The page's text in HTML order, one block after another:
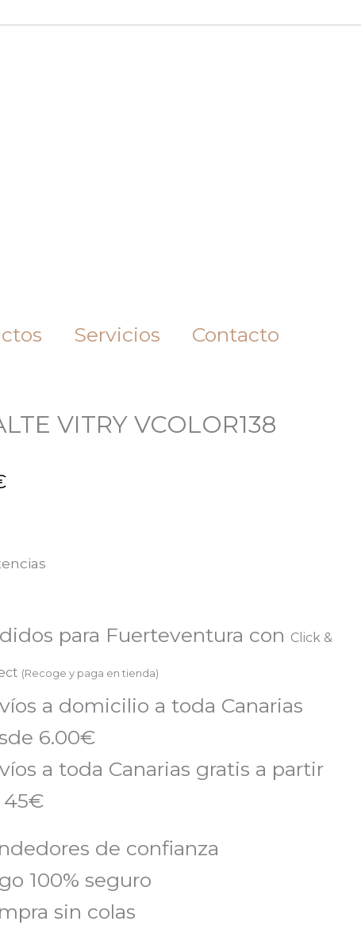
Servicios Contacto
VITRY VCOLOR138
para Fuerteventura con Click &
(Recoge y paga en tienda)
a domicilio a toda Canarias
6.00€
a toda Canarias gratis a partir
45€
de confianza
100% seguro
sin colas